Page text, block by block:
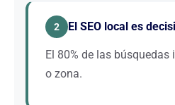
Una empresa bien
antelación.
2 El SEO local es
El 80% de las
o zona.